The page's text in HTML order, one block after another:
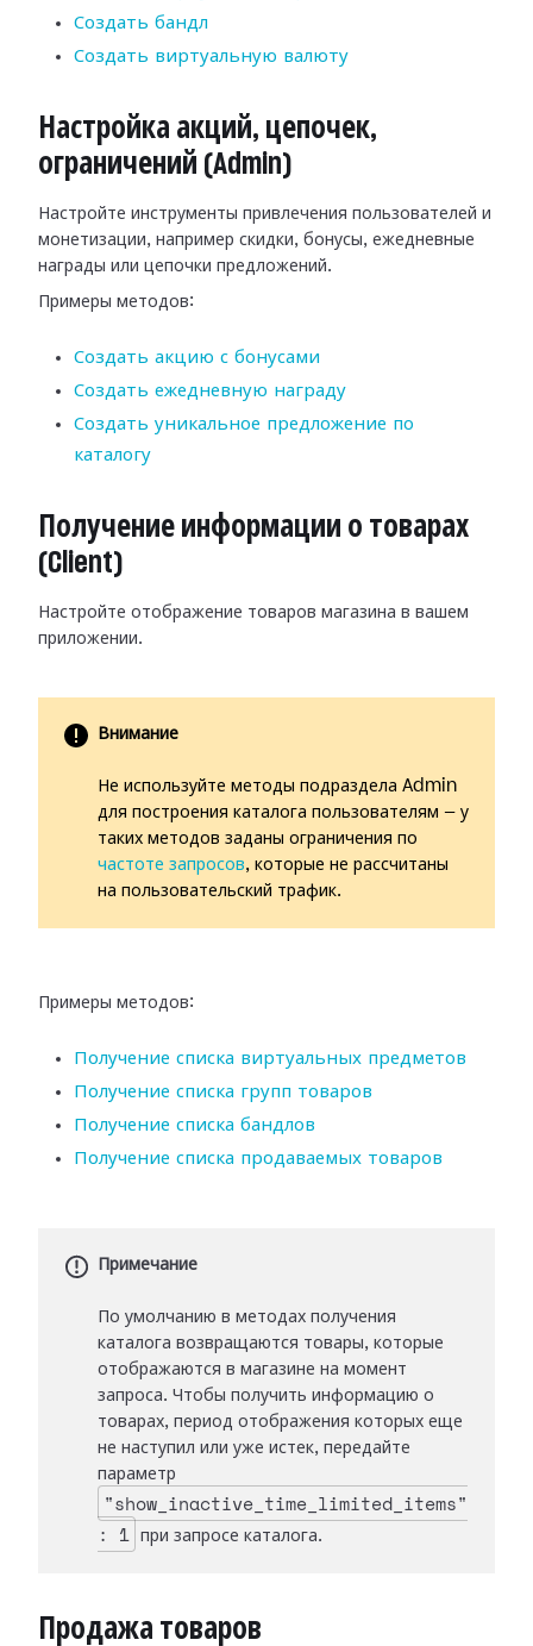
Создать бандл
Создать виртуальную валюту
Настройка акций, цепочек,
ограничений (Admin)
Настройте инструменты привлечения пользователей и
монетизации, например скидки, бонусы, ежедневные
награды или цепочки предложений.
Примеры методов:
Создать акцию с бонусами
Создать ежедневную награду
Создать уникальное предложение по
каталогу
Получение информации о товарах
(Client)
Настройте отображение товаров магазина в вашем
приложении.
Внимание
Не используйте методы подраздела Admin
для построения каталога пользователям — у
таких методов заданы ограничения по
частоте запросов, которые не рассчитаны
на пользовательский трафик.
Примеры методов:
Получение списка виртуальных предметов
Получение списка групп товаров
Получение списка бандлов
Получение списка продаваемых товаров
Примечание
По умолчанию в методах получения
каталога возвращаются товары, которые
отображаются в магазине на момент
запроса. Чтобы получить информацию о
товарах, период отображения которых еще
не наступил или уже истек, передайте
параметр
"show_inactive_time_limited_items"
: 1
при запросе каталога.
Продажа товаров